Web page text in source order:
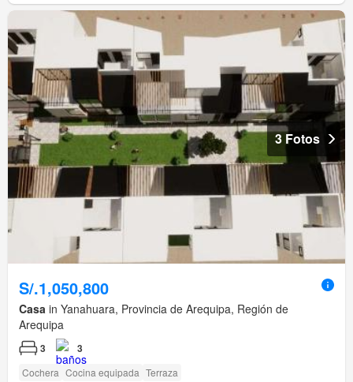
3 Fotos
S/.1,050,800
Casa in Yanahuara, Provincia de Arequipa, Región de
Arequipa
3 3
Cochera Cocina equipada Terraza